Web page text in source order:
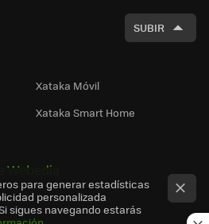
SUBIR
Xataka Móvil
Xataka Smart Home
para generar estadísticas
personalizada
sigues navegando estarás